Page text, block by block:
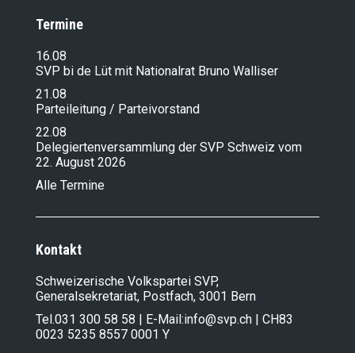
Termine
16.08
SVP bi de Lüt mit Nationalrat Bruno Walliser
21.08
Parteileitung / Parteivorstand
22.08
Delegiertenversammlung der SVP Schweiz vom
22. August 2026
Alle Termine
Kontakt
Schweizerische Volkspartei SVP,
Generalsekretariat, Postfach, 3001 Bern
Tel.031 300 58 58 | E-Mail:info@svp.ch | CH83
0023 5235 8557 0001 Y